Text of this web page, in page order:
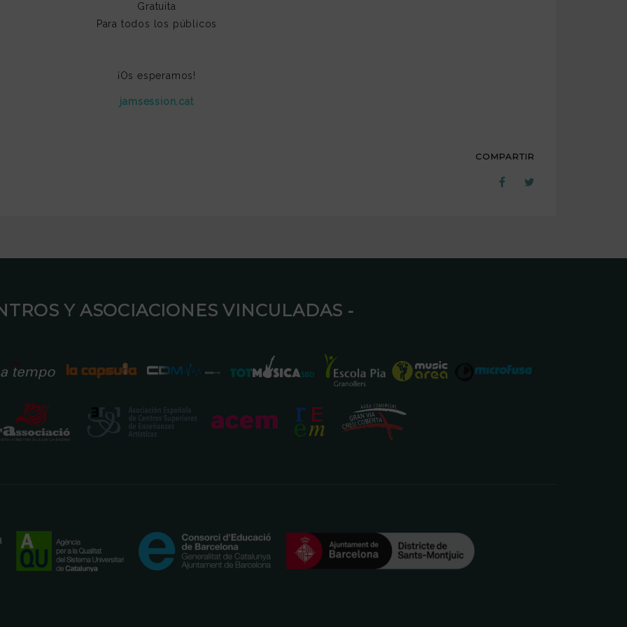
Gratuita
Para todos los públicos
¡Os esperamos!
jamsession.cat
COMPARTIR
Y ASOCIACIONES VINCULADAS ⁃